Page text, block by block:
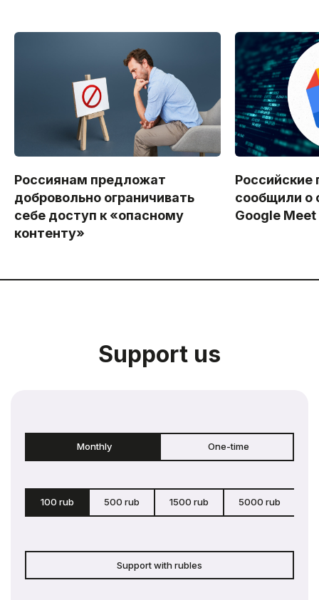
Россиянам предложат
добровольно ограничивать
себе доступ к «опасному
контенту»
Российские
сообщили о
Google Meet
Support us
Monthly One-time
100 rub 500 rub 1500 rub 5000 rub
Support with rubles